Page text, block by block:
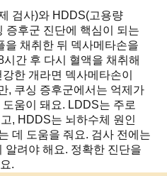
검사)와 HDDS(고용량
증후군 진단에 핵심이 되는
을 채취한 뒤 덱사메타손을
간 후 다시 혈액을 채취해
한 개라면 덱사메타손이
, 쿠싱 증후군에서는 억제가
움이 돼요. LDDS는 주로
, HDDS는 뇌하수체 원인
데 도움을 줘요. 검사 전에는
알려야 해요. 정확한 진단을
.